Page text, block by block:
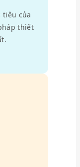
tiêu của
thiết